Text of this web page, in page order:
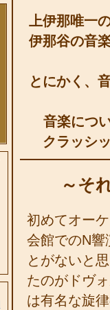
上伊那唯一
伊那谷の音
とにかく、
音楽につ
クラッシ
～そ
初めてオー
会館でのN響
とがないと
たのがドヴ
は有名な旋